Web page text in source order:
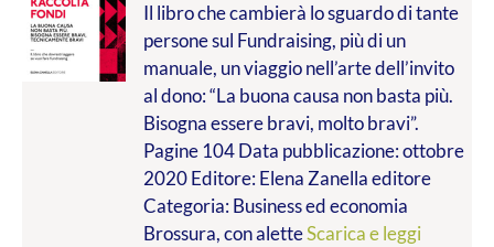
prezzo:
da
€9.99
a
€14.00
Il libro che cambierà lo sguardo di tante
persone sul Fundraising, più di un
manuale, un viaggio nell’arte dell’invito
al dono: “La buona causa non basta più.
Bisogna essere bravi, molto bravi”.
Pagine 104 Data pubblicazione: ottobre
2020 Editore: Elena Zanella editore
Categoria: Business ed economia
Brossura, con aletteScarica e leggi